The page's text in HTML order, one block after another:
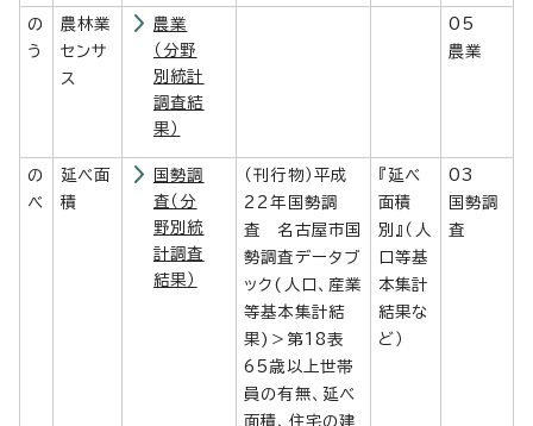
の
う
農林業
センサ
ス
農業
（分野
別統計
調査結
果）
05
農業
の
べ
延べ面
積
国勢調
査（分
野別統
計調査
結果）
（刊行物）平成
22年国勢調
査 名古屋市国
勢調査データブ
ック(人口、産業
等基本集計結
果)＞第18表
65歳以上世帯
員の有無、延べ
面積、住宅の建
『延べ
面積
別』（人
口等基
本集計
結果な
ど）
03
国勢調
査